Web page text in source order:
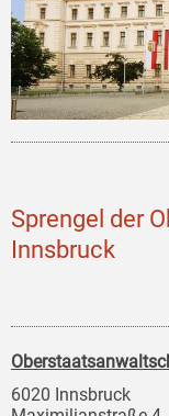
Sprengel der
Innsbruck
6020 Innsbruck